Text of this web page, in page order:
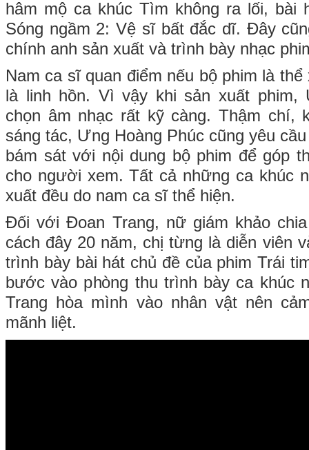
hâm mộ ca khúc Tìm không ra lối, bài
Sóng ngầm 2: Vệ sĩ bất đắc dĩ. Đây
chính anh sản xuất và trình bày nhạc
Nam ca sĩ quan điểm nếu bộ phim là
là linh hồn. Vì vậy khi sản xuất phim,
chọn âm nhạc rất kỹ càng. Thậm chí,
sáng tác, Ưng Hoàng Phúc cũng yêu
bám sát với nội dung bộ phim để góp
cho người xem. Tất cả những ca khúc
xuất đều do nam ca sĩ thể hiện.
Đối với Đoan Trang, nữ giám khảo
cách đây 20 năm, chị từng là diễn viên
trình bày bài hát chủ đề của phim Trái
bước vào phòng thu trình bày ca khúc
Trang hòa mình vào nhân vật nên
mãnh liệt.